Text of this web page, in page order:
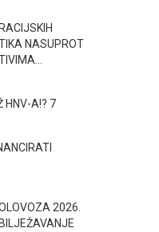
NASUPROT
HNV-A!? 7
2026.